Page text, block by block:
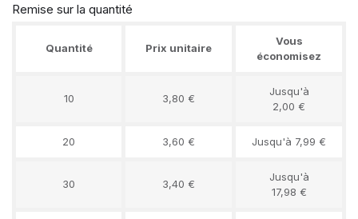
Remise sur la quantité
Quantité Prix unitaire
Vous
économisez
10 3,80 €
Jusqu'à
2,00 €
20 3,60 € Jusqu'à 7,99 €
30 3,40 €
Jusqu'à
17,98 €